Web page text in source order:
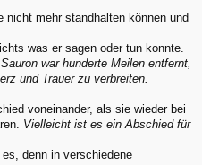
nicht mehr standhalten können und
was er sagen oder tun konnte.
war hunderte Meilen entfernt,
und Trauer zu verbreiten.
voneinander, als sie wieder bei
Vielleicht ist es ein Abschied für
denn in verschiedene